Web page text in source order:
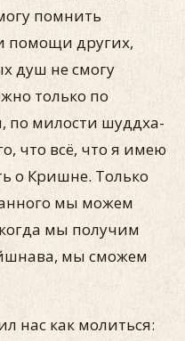
помнить
помощи других,
душ не смогу
только по
по милости шуддха-
что всё, что я имею
о Кришне. Только
мы можем
мы получим
мы сможем
нас как молиться: